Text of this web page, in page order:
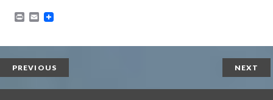
P
n
t
E
i
l
PREVIOUS NEXT